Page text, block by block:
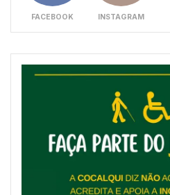
FACEBOOK INSTAGRAM